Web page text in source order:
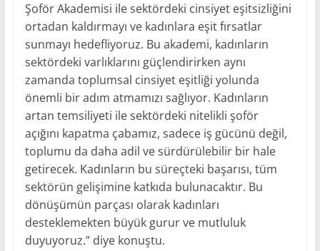
Şoför Akademisi ile sektördeki cinsiyet eşitsizliğini
ortadan kaldırmayı ve kadınlara eşit fırsatlar
sunmayı hedefliyoruz. Bu akademi, kadınların
sektördeki varlıklarını güçlendirirken aynı
zamanda toplumsal cinsiyet eşitliği yolunda
önemli bir adım atmamızı sağlıyor. Kadınların
artan temsiliyeti ile sektördeki nitelikli şoför
açığını kapatma çabamız, sadece iş gücünü değil,
toplumu da daha adil ve sürdürülebilir bir hale
getirecek. Kadınların bu süreçteki başarısı, tüm
sektörün gelişimine katkıda bulunacaktır. Bu
dönüşümün parçası olarak kadınları
desteklemekten büyük gurur ve mutluluk
duyuyoruz.” diye konuştu.